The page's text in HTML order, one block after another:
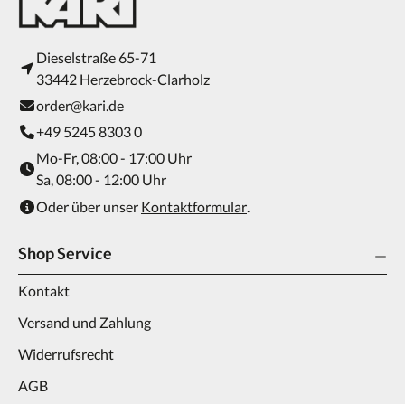
Dieselstraße 65-71
33442 Herzebrock-Clarholz
order@kari.de
+49 5245 8303 0
Mo-Fr, 08:00 - 17:00 Uhr
Sa, 08:00 - 12:00 Uhr
Oder über unser Kontaktformular.
Shop Service
Kontakt
Versand und Zahlung
Widerrufsrecht
AGB